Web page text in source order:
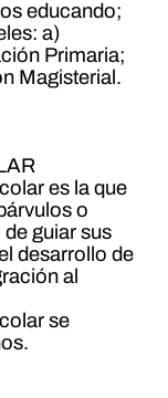
educando;
a)
Primaria;
Magisterial.
es la que
o
guiar sus
desarrollo de
al
se